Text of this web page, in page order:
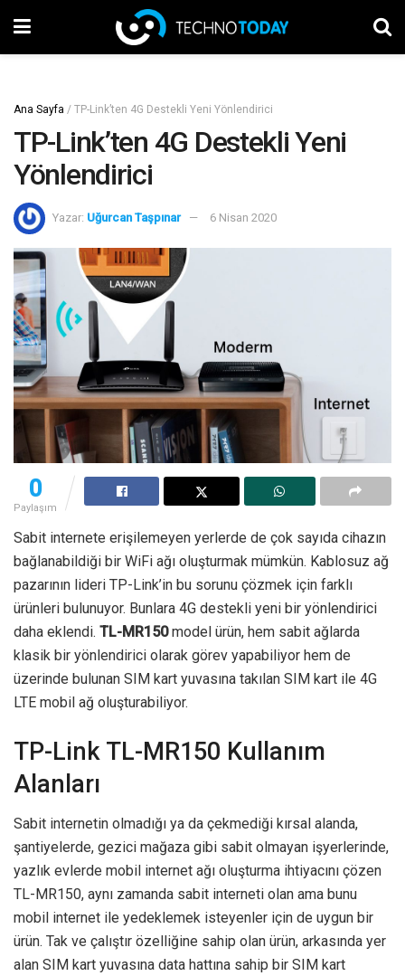
Ana Sayfa / TP-Link’ten 4G Destekli Yeni Yönlendirici
TP-Link’ten 4G Destekli Yeni
Yönlendirici
Yazar: Uğurcan Taşpınar 6 Nisan 2020
0
Paylaşım
Sabit internete erişilemeyen yerlerde de çok sayıda cihazın
bağlanabildiği bir WiFi ağı oluşturmak mümkün. Kablosuz ağ
pazarının lideri TP-Link’in bu sorunu çözmek için farklı
ürünleri bulunuyor. Bunlara 4G destekli yeni bir yönlendirici
daha eklendi. TL-MR150model ürün, hem sabit ağlarda
klasik bir yönlendirici olarak görev yapabiliyor hem de
üzerinde bulunan SIM kart yuvasına takılan SIM kart ile 4G
LTE mobil ağ oluşturabiliyor.
TP-Link TL-MR150 Kullanım
Alanları
Sabit internetin olmadığı ya da çekmediği kırsal alanda,
şantiyelerde, gezici mağaza gibi sabit olmayan işyerlerinde,
yazlık evlerde mobil internet ağı oluşturma ihtiyacını çözen
TL-MR150, aynı zamanda sabit interneti olan ama bunu
mobil internet ile yedeklemek isteyenler için de uygun bir
ürün. Tak ve çalıştır özelliğine sahip olan ürün, arkasında yer
alan SIM kart yuvasına data hattına sahip bir SIM kart